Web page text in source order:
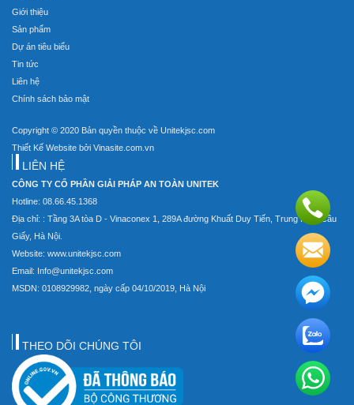
Giới thiệu
Sản phẩm
Dự án tiêu biểu
Tin tức
Liên hệ
Chính sách bảo mật
Copyright © 2020 Bản quyền thuộc về Unitekjsc.com
Thiết Kế Website bởi Vinasite.com.vn
LIÊN HỆ
CÔNG TY CỔ PHẦN GIẢI PHÁP AN TOÀN UNITEK
Hotline: 08.66.45.1368
Địa chỉ: : Tầng 3A tòa D - Vinaconex 1, 289A đường Khuất Duy Tiến, Trung Hòa, Cầu
Giấy, Hà Nội.
Website: www.unitekjsc.com
Email: Info@unitekjsc.com
MSDN: 0108929982, ngày cấp 04/10/2019, Hà Nội
THEO DÕI CHÚNG TÔI